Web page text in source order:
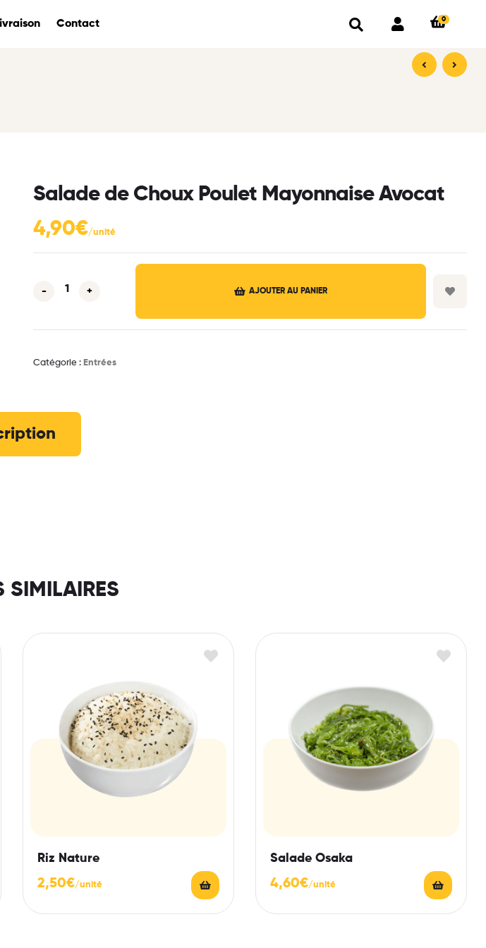
Contact 0
Salade de Choux Poulet Mayonnaise Avocat
4,90€
- + AJOUTER AU PANIER
Catégorie : Entrées
SIMILAIRES
Riz Nature
2,50€
Salade Osaka
4,60€